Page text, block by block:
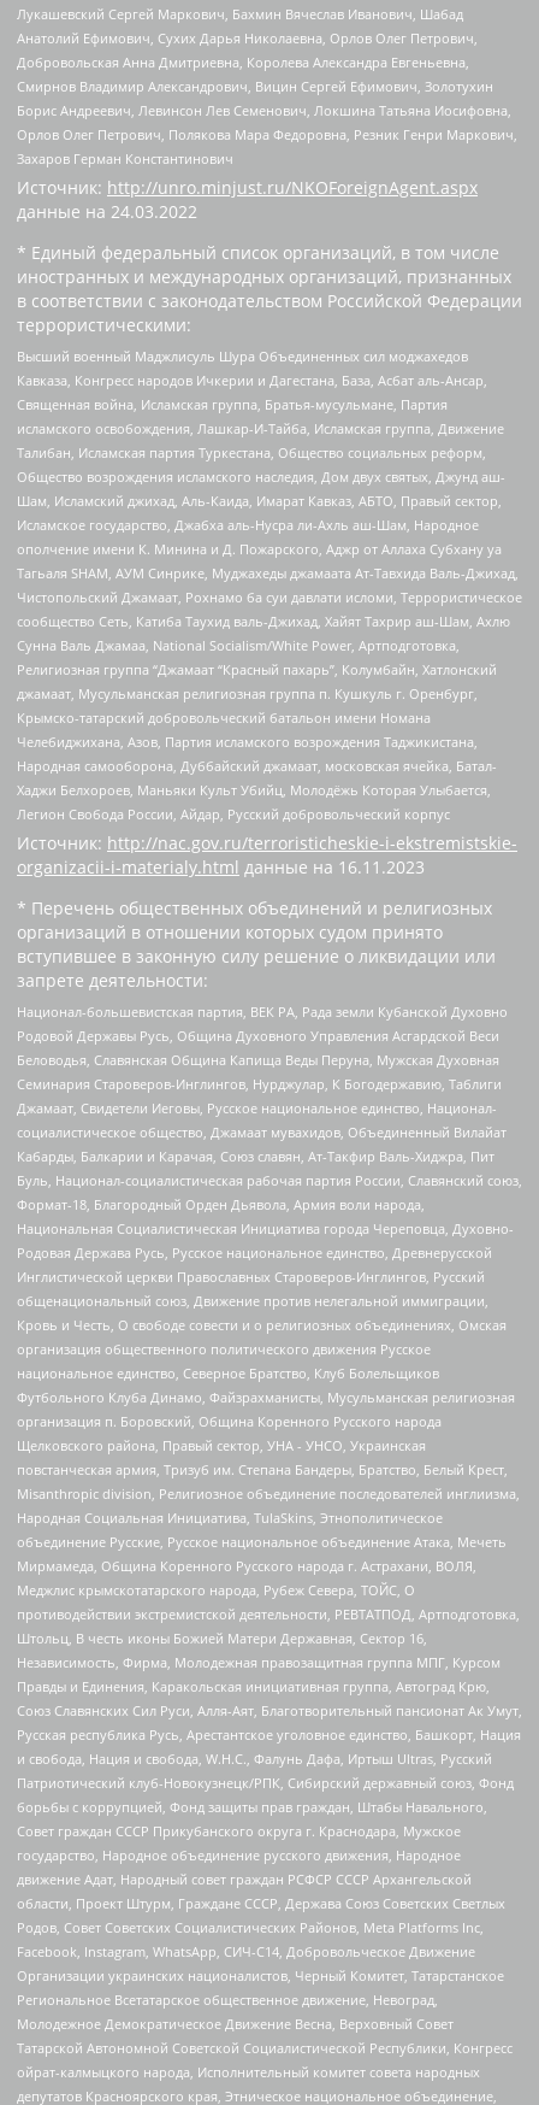
Лукашевский Сергей Маркович, Бахмин Вячеслав Иванович, Шабад
Анатолий Ефимович, Сухих Дарья Николаевна, Орлов Олег Петрович,
Добровольская Анна Дмитриевна, Королева Александра Евгеньевна,
Смирнов Владимир Александрович, Вицин Сергей Ефимович, Золотухин
Борис Андреевич, Левинсон Лев Семенович, Локшина Татьяна Иосифовна,
Орлов Олег Петрович, Полякова Мара Федоровна, Резник Генри Маркович,
Захаров Герман Константинович
Источник: http://unro.minjust.ru/NKOForeignAgent.aspx
данные на 24.03.2022
* Единый федеральный список организаций, в том числе
иностранных и международных организаций, признанных
в соответствии с законодательством Российской Федерации
террористическими:
Высший военный Маджлисуль Шура Объединенных сил моджахедов
Кавказа, Конгресс народов Ичкерии и Дагестана, База, Асбат аль-Ансар,
Священная война, Исламская группа, Братья-мусульмане, Партия
исламского освобождения, Лашкар-И-Тайба, Исламская группа, Движение
Талибан, Исламская партия Туркестана, Общество социальных реформ,
Общество возрождения исламского наследия, Дом двух святых, Джунд аш-
Шам, Исламский джихад, Аль-Каида, Имарат Кавказ, АБТО, Правый сектор,
Исламское государство, Джабха аль-Нусра ли-Ахль аш-Шам, Народное
ополчение имени К. Минина и Д. Пожарского, Аджр от Аллаха Субхану уа
Тагьаля SHAM, АУМ Синрике, Муджахеды джамаата Ат-Тавхида Валь-Джихад,
Чистопольский Джамаат, Рохнамо ба суи давлати исломи, Террористическое
сообщество Сеть, Катиба Таухид валь-Джихад, Хайят Тахрир аш-Шам, Ахлю
Сунна Валь Джамаа, National Socialism/White Power, Артподготовка,
Религиозная группа “Джамаат “Красный пахарь”, Колумбайн, Хатлонский
джамаат, Мусульманская религиозная группа п. Кушкуль г. Оренбург,
Крымско-татарский добровольческий батальон имени Номана
Челебиджихана, Азов, Партия исламского возрождения Таджикистана,
Народная самооборона, Дуббайский джамаат, московская ячейка, Батал-
Хаджи Белхороев, Маньяки Культ Убийц, Молодёжь Которая Улыбается,
Легион Свобода России, Айдар, Русский добровольческий корпус
Источник: http://nac.gov.ru/terroristicheskie-i-ekstremistskie-
organizacii-i-materialy.html данные на 16.11.2023
* Перечень общественных объединений и религиозных
организаций в отношении которых судом принято
вступившее в законную силу решение о ликвидации или
запрете деятельности:
Национал-большевистская партия, ВЕК РА, Рада земли Кубанской Духовно
Родовой Державы Русь, Община Духовного Управления Асгардской Веси
Беловодья, Славянская Община Капища Веды Перуна, Мужская Духовная
Семинария Староверов-Инглингов, Нурджулар, К Богодержавию, Таблиги
Джамаат, Свидетели Иеговы, Русское национальное единство, Национал-
социалистическое общество, Джамаат мувахидов, Объединенный Вилайат
Кабарды, Балкарии и Карачая, Союз славян, Ат-Такфир Валь-Хиджра, Пит
Буль, Национал-социалистическая рабочая партия России, Славянский союз,
Формат-18, Благородный Орден Дьявола, Армия воли народа,
Национальная Социалистическая Инициатива города Череповца, Духовно-
Родовая Держава Русь, Русское национальное единство, Древнерусской
Инглистической церкви Православных Староверов-Инглингов, Русский
общенациональный союз, Движение против нелегальной иммиграции,
Кровь и Честь, О свободе совести и о религиозных объединениях, Омская
организация общественного политического движения Русское
национальное единство, Северное Братство, Клуб Болельщиков
Футбольного Клуба Динамо, Файзрахманисты, Мусульманская религиозная
организация п. Боровский, Община Коренного Русского народа
Щелковского района, Правый сектор, УНА - УНСО, Украинская
повстанческая армия, Тризуб им. Степана Бандеры, Братство, Белый Крест,
Misanthropic division, Религиозное объединение последователей инглиизма,
Народная Социальная Инициатива, TulaSkins, Этнополитическое
объединение Русские, Русское национальное объединение Атака, Мечеть
Мирмамеда, Община Коренного Русского народа г. Астрахани, ВОЛЯ,
Меджлис крымскотатарского народа, Рубеж Севера, ТОЙС, О
противодействии экстремистской деятельности, РЕВТАТПОД, Артподготовка,
Штольц, В честь иконы Божией Матери Державная, Сектор 16,
Независимость, Фирма, Молодежная правозащитная группа МПГ, Курсом
Правды и Единения, Каракольская инициативная группа, Автоград Крю,
Союз Славянских Сил Руси, Алля-Аят, Благотворительный пансионат Ак Умут,
Русская республика Русь, Арестантское уголовное единство, Башкорт, Нация
и свобода, Нация и свобода, W.H.С., Фалунь Дафа, Иртыш Ultras, Русский
Патриотический клуб-Новокузнецк/РПК, Сибирский державный союз, Фонд
борьбы с коррупцией, Фонд защиты прав граждан, Штабы Навального,
Совет граждан СССР Прикубанского округа г. Краснодара, Мужское
государство, Народное объединение русского движения, Народное
движение Адат, Народный совет граждан РСФСР СССР Архангельской
области, Проект Штурм, Граждане СССР, Держава Союз Советских Светлых
Родов, Совет Советских Социалистических Районов, Meta Platforms Inc,
Facebook, Instagram, WhatsApp, СИЧ-С14, Добровольческое Движение
Организации украинских националистов, Черный Комитет, Татарстанское
Региональное Всетатарское общественное движение, Невоград,
Молодежное Демократическое Движение Весна, Верховный Совет
Татарской Автономной Советской Социалистической Республики, Конгресс
ойрат-калмыцкого народа, Исполнительный комитет совета народных
депутатов Красноярского края, Этническое национальное объединение,